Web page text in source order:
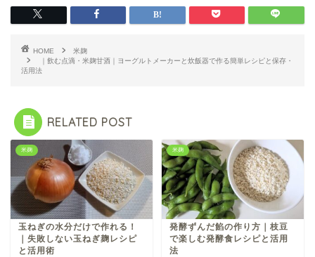
HOME
米麹
｜飲む点滴・米麹甘酒｜ヨーグルトメーカーと炊飯器で作る簡単レシピと保存・
活用法
RELATED POST
米麹
玉ねぎの水分だけで作れる！
｜失敗しない玉ねぎ麹レシピ
と活用術
米麹
発酵ずんだ餡の作り方｜枝豆
で楽しむ発酵食レシピと活用
法